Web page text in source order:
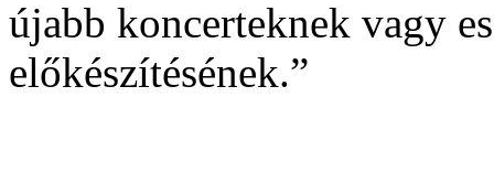
újabb koncerteknek vagy
előkészítésének.”